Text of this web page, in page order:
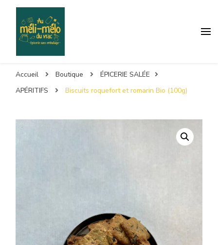
Accueil Boutique
ÉPICERIE SALÉE
APÉRITIFS
Biscuits roquefort et romarin Bio (100g)